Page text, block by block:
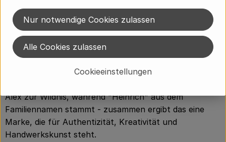
Wer ist Hirschheinrich?
Hirschheinrichsteht für Design mit Herz und
Naturverbundenheit. Hinter dem Label stehen Jule
und Alex - ein engagiertes Ehepaar, das seine
Leidenschaft für die Natur in jedes Motiv einfließen
Alex zur Wildnis, während "Heinrich" aus dem
Familiennamen stammt - zusammen ergibt das eine
Marke, die für Authentizität, Kreativität und
Handwerkskunst steht.
Cookieeinstellungen
Nur notwendige Cookies zulassen
Alle Cookies zulassen